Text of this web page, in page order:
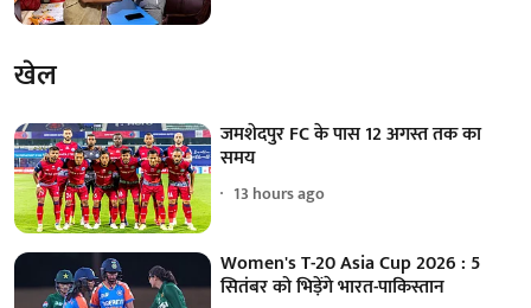
खेल
जमशेदपुर FC के पास 12 अगस्त तक का
समय
13 hours ago
Women's T-20 Asia Cup 2026 : 5
सितंबर को भिड़ेंगे भारत-पाकिस्तान